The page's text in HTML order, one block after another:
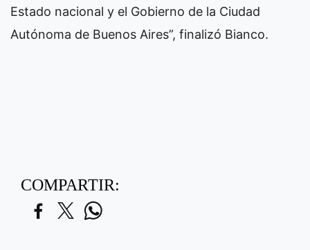
Estado nacional y el Gobierno de la Ciudad
Autónoma de Buenos Aires”, finalizó Bianco.
COMPARTIR: